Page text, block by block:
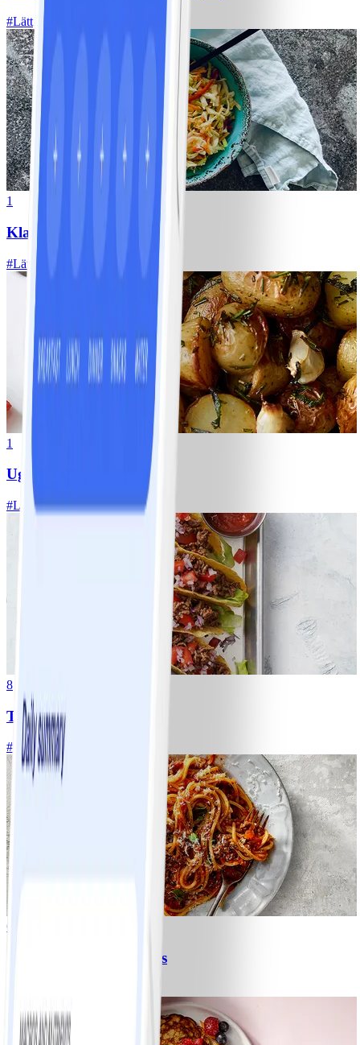
#Lätt
1
Klassisk vitkålssallad
#Lätt 20 MIN
1
Ugnsrostad potatis
#Lätt 5 MIN
8
Tacos
# Lätt15 MIN
6
Spagetti med köttfärssås